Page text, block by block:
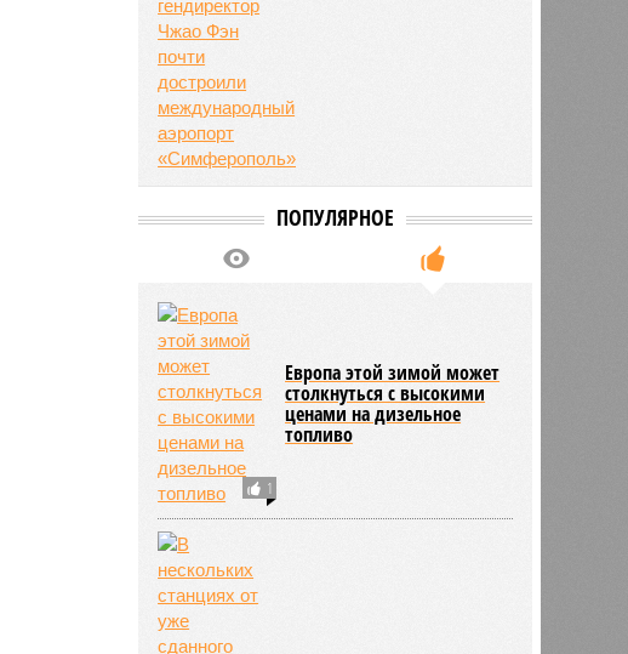
ПОПУЛЯРНОЕ
1
Европа этой зимой может
столкнуться с высокими
ценами на дизельное
топливо